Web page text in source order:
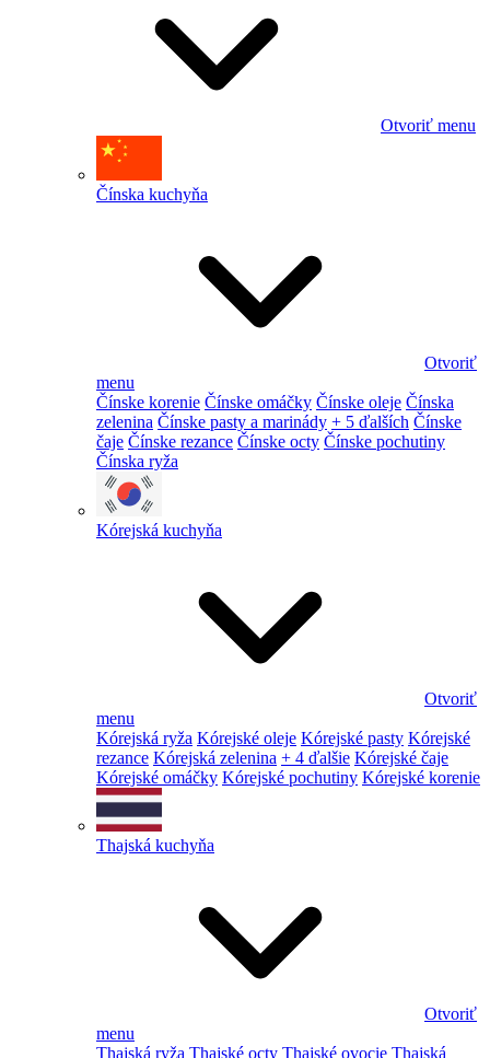
Otvoriť menu
Čínska kuchyňa
Otvoriť
menu
Čínske korenie Čínske omáčky Čínske oleje Čínska
zelenina Čínske pasty a marinády + 5 ďalších Čínske
čaje Čínske rezance Čínske octy Čínske pochutiny
Čínska ryža
Kórejská kuchyňa
Otvoriť
menu
Kórejská ryža Kórejské oleje Kórejské pasty Kórejské
rezance Kórejská zelenina + 4 ďalšie Kórejské čaje
Kórejské omáčky Kórejské pochutiny Kórejské korenie
Thajská kuchyňa
Otvoriť
menu
Thajská ryža Thajské octy Thajské ovocie Thajská